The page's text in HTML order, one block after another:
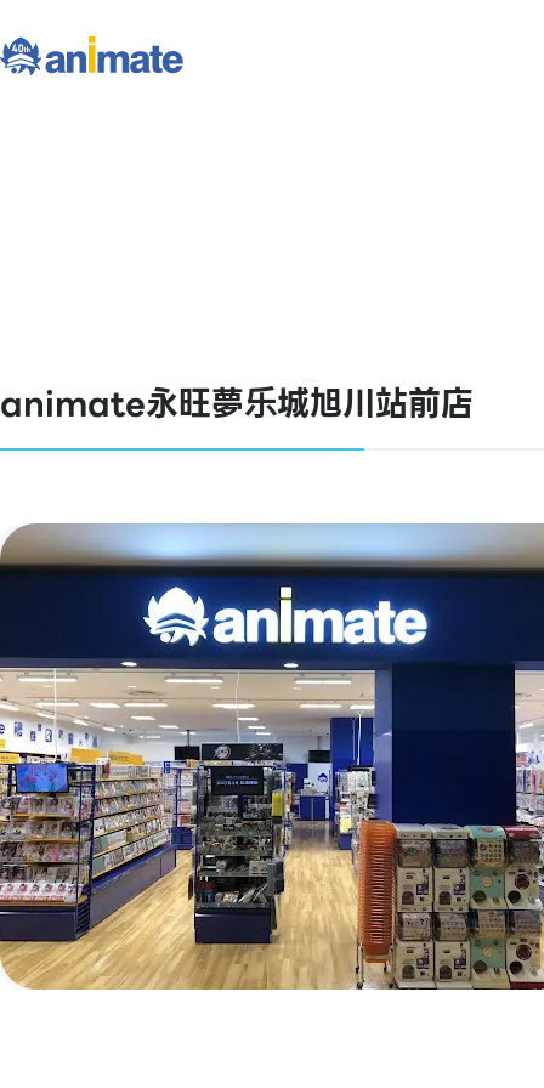
animate永旺夢乐城旭川站前店